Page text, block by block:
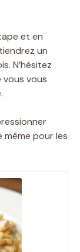
et en
un
N’hésitez
vous vous
pour les